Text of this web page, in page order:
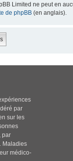
Limited ne peut en
de phpBB (en anglais).
par
sur les
par
Maladies
médico-